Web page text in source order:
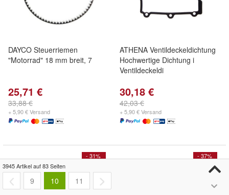
DAYCO Steuerriemen
"Motorrad" 18 mm breit, 7
25,71 €
33,88 €
+ 5,90 € Versand
ATHENA Ventildeckeldichtung
Hochwertige Dichtung i
Ventildeckeldi
30,18 €
42,03 €
+ 5,90 € Versand
- 31%
- 37%
3945 Artikel auf 83 Seiten
9 10 11